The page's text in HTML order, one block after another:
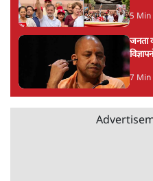
5 Min
जनता
7 Min